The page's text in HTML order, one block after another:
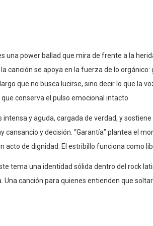
una power ballad que mira de frente a la
canción se apoya en la fuerza de lo
que no busca lucirse, sino decir lo que la
conserva el pulso emocional intacto.
intensa y aguda, cargada de verdad, y
cansancio y decisión. “Garantía” plantea el
acto de dignidad. El estribillo funciona como
tema una identidad sólida dentro del rock
Una canción para quienes entienden que